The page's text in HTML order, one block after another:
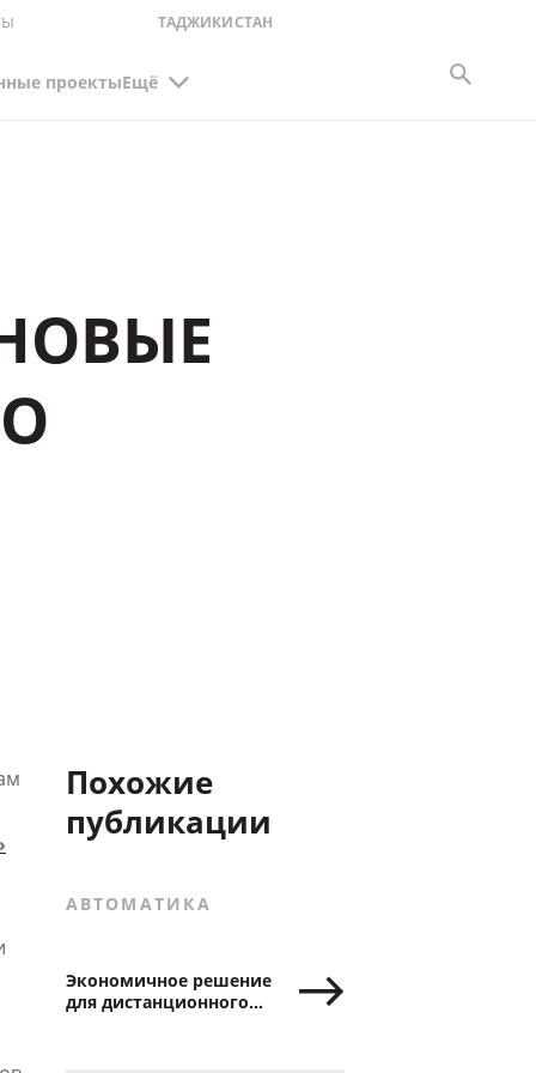
ТАДЖИКИСТАН
проектыЕщё
Похожие
публикации
АВТОМАТИКА
Экономичное решение
для дистанционного